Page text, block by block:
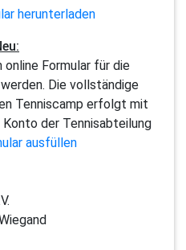
herunterladen
online Formular für die
Die vollständige
Tenniscamp erfolgt mit
der Tennisabteilung
ausfüllen